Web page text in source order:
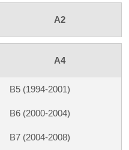
A2
A4
B5 (1994-2001)
B6 (2000-2004)
B7 (2004-2008)